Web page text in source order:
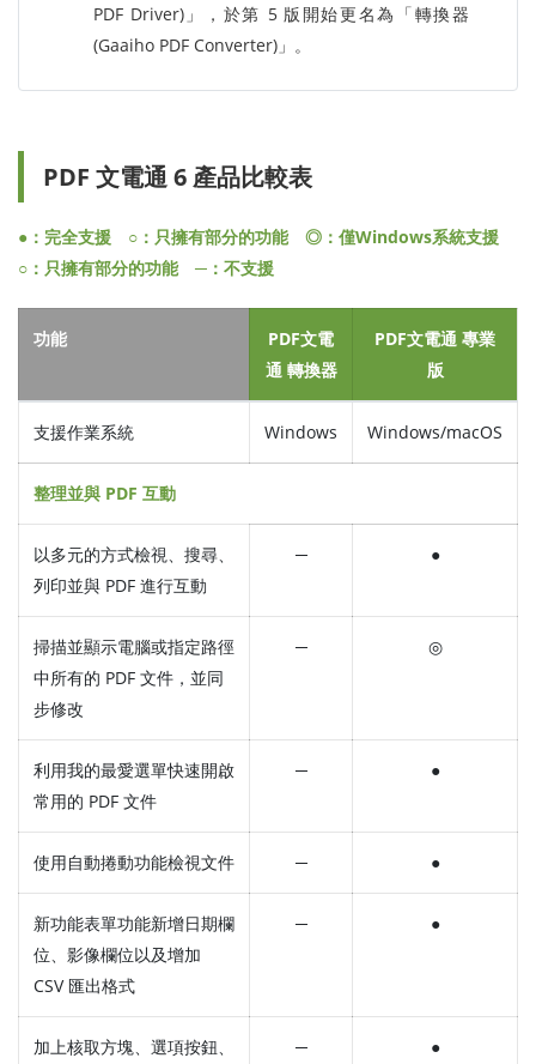
PDF Driver)」，於第 5 版開始更名為「轉換器
(Gaaiho PDF Converter)」。
PDF 文電通 6 產品比較表
●：完全支援 ○：只擁有部分的功能 ◎：僅Windows系統支援
○：只擁有部分的功能 ─：不支援
功能
PDF文電
通 轉換器
PDF文電通 專業
版
支援作業系統 Windows Windows/macOS
整理並與 PDF 互動
以多元的方式檢視、搜尋、
列印並與 PDF 進行互動
─ ●
掃描並顯示電腦或指定路徑
中所有的 PDF 文件，並同
步修改
─ ◎
利用我的最愛選單快速開啟
常用的 PDF 文件
─ ●
使用自動捲動功能檢視文件 ─ ●
新功能表單功能新增日期欄
位、影像欄位以及增加
CSV 匯出格式
─ ●
加上核取方塊、選項按鈕、 ─ ●